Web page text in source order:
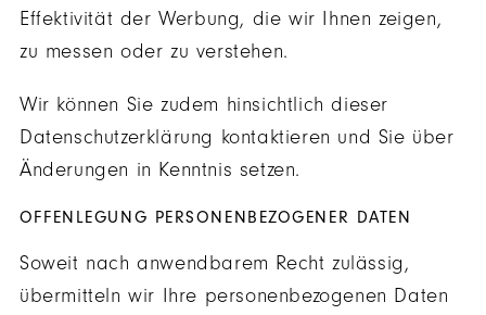
Effektivität der Werbung, die wir Ihnen zeigen,
zu messen oder zu verstehen.
Wir können Sie zudem hinsichtlich dieser
Datenschutzerklärung kontaktieren und Sie über
Änderungen in Kenntnis setzen.
OFFENLEGUNG PERSONENBEZOGENER DATEN
Soweit nach anwendbarem Recht zulässig,
übermitteln wir Ihre personenbezogenen Daten